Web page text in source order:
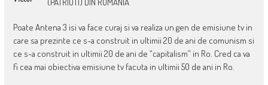
Poate Antena 3 isi va face curaj si va realiza un gen de emisiune tv in
care sa prezinte ce s-a construit in ultimii 20 de ani de comunism si
ce s-a construit in ultimii 20 de ani de “capitalism” in Ro. Cred ca va
fi cea mai obiectiva emisiune tv facuta in ultimii 50 de ani in Ro.